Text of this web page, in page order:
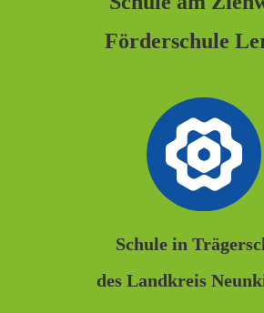
Förderschule
Schule in
des Landkreis